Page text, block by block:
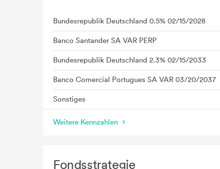
Bundesrepublik Deutschland 0.5% 02/15/2028
Banco Santander SA VAR PERP
Bundesrepublik Deutschland 2.3% 02/15/2033
Banco Comercial Portugues SA VAR 03/20/2037
Sonstiges
Weitere Kennzahlen
Fondsstrategie